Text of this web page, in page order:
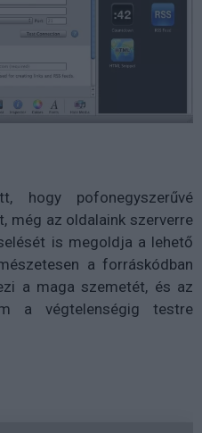
hogy pofonegyszerűvé
még az oldalaink szerverre
is megoldja a lehető
a forráskódban
a maga szemetét, és az
a végtelenségig testre